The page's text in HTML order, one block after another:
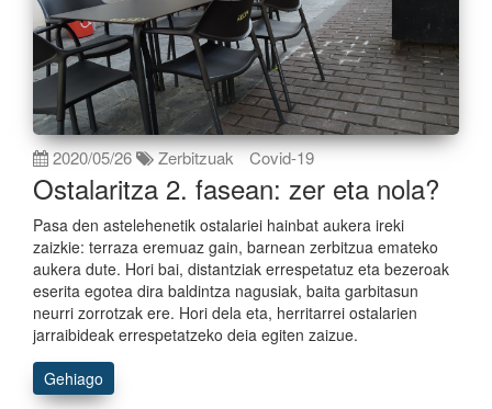
2020/05/26 Zerbitzuak Covid-19
Ostalaritza 2. fasean: zer eta nola?
Pasa den astelehenetik ostalariei hainbat aukera ireki
zaizkie: terraza eremuaz gain, barnean zerbitzua emateko
aukera dute. Hori bai, distantziak errespetatuz eta bezeroak
eserita egotea dira baldintza nagusiak, baita garbitasun
neurri zorrotzak ere. Hori dela eta, herritarrei ostalarien
jarraibideak errespetatzeko deia egiten zaizue.
Gehiago